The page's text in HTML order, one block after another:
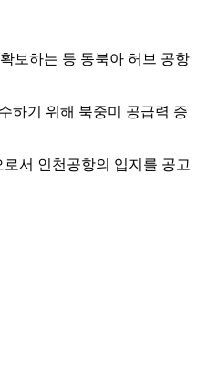
보하는 등 동북아 허브 공항
하기 위해 북중미 공급력 증
서 인천공항의 입지를 공고